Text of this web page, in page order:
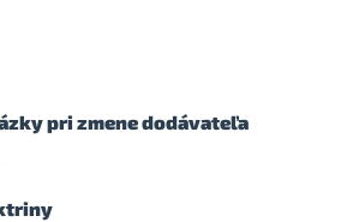
pri zmene dodávateľa